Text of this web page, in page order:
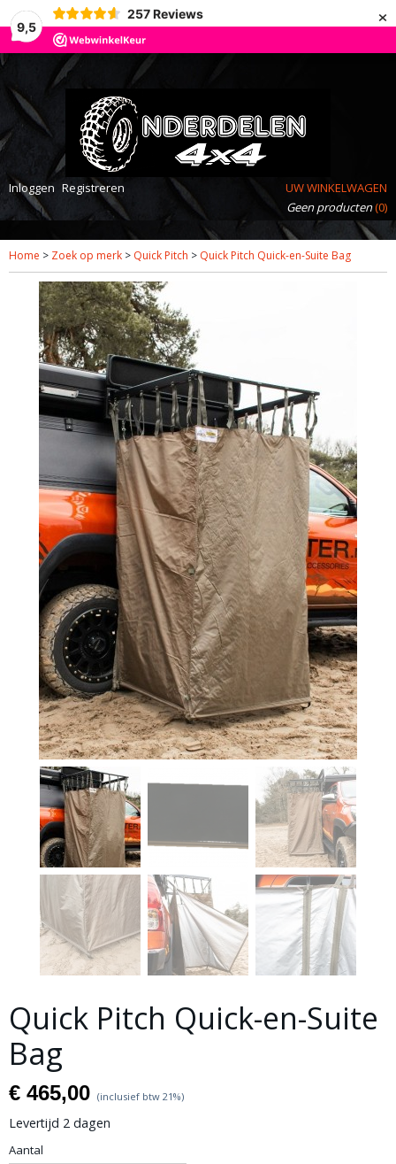
9,5
257 Reviews ×
Inloggen Registreren
UW WINKELWAGEN
Geen producten(0)
Home > Zoek op merk > Quick Pitch > Quick Pitch Quick-en-Suite Bag
Quick Pitch Quick-en-Suite
Bag
€ 465,00 (inclusief btw 21%)
Levertijd 2 dagen
Aantal